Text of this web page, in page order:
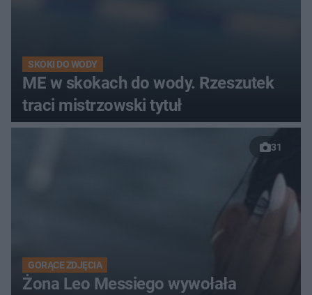
SKOKI DO WODY
ME w skokach do wody. Rzeszutek
traci mistrzowski tytuł
31
GORĄCE ZDJĘCIA
Żona Leo Messiego wywołała